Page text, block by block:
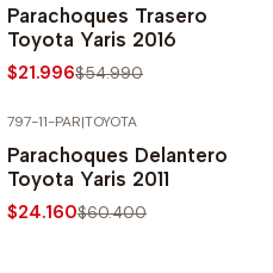
Parachoques Trasero
Toyota Yaris 2016
$21.996$54.990
797-11-PAR|TOYOTA
Parachoques Delantero
Toyota Yaris 2011
$24.160$60.400